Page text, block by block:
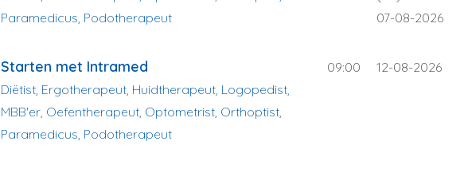
Paramedicus, Podotherapeut
07-08-2026
Starten met Intramed
Diëtist, Ergotherapeut, Huidtherapeut, Logopedist,
MBB'er, Oefentherapeut, Optometrist, Orthoptist,
Paramedicus, Podotherapeut
09:00 12-08-2026